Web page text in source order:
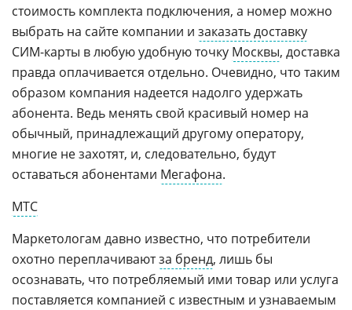
стоимость комплекта подключения, а номер можно
выбрать на сайте компании и заказать доставку
СИМ-карты в любую удобную точку Москвы, доставка
правда оплачивается отдельно. Очевидно, что таким
образом компания надеется надолго удержать
абонента. Ведь менять свой красивый номер на
обычный, принадлежащий другому оператору,
многие не захотят, и, следовательно, будут
оставаться абонентами Мегафона.
МТС
Маркетологам давно известно, что потребители
охотно переплачиваютза бренд, лишь бы
осознавать, что потребляемый ими товар или услуга
поставляется компанией с известным и узнаваемым